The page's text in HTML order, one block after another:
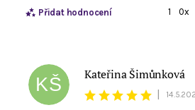
Přidat hodnocení
1
0x
KŠ
Kateřina Šimůnková
|